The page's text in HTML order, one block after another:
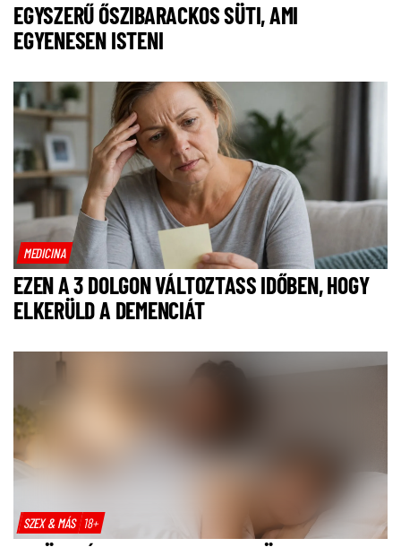
EGYSZERŰ ŐSZIBARACKOS SÜTI, AMI
EGYENESEN ISTENI
MEDICINA
EZEN A 3 DOLGON VÁLTOZTASS IDŐBEN, HOGY
ELKERÜLD A DEMENCIÁT
SZEX & MÁS 18+